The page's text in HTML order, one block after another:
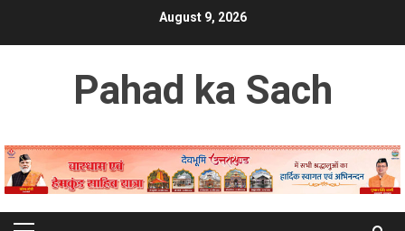
August 9, 2026
Pahad ka Sach